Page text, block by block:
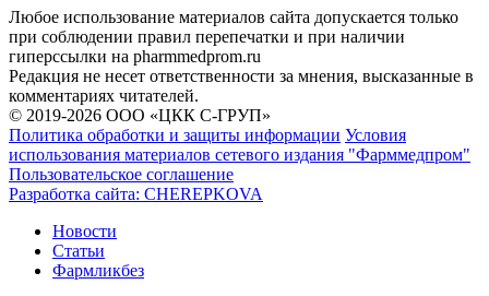
Любое использование материалов сайта допускается только
при соблюдении правил перепечатки и при наличии
гиперссылки на pharmmedprom.ru
Редакция не несет ответственности за мнения, высказанные в
комментариях читателей.
© 2019-2026 ООО «ЦКК С-ГРУП»
Политика обработки и защиты информации Условия
использования материалов сетевого издания "Фарммедпром"
Пользовательское соглашение
Разработка сайта: CHEREPKOVA
Новости
Статьи
Фармликбез